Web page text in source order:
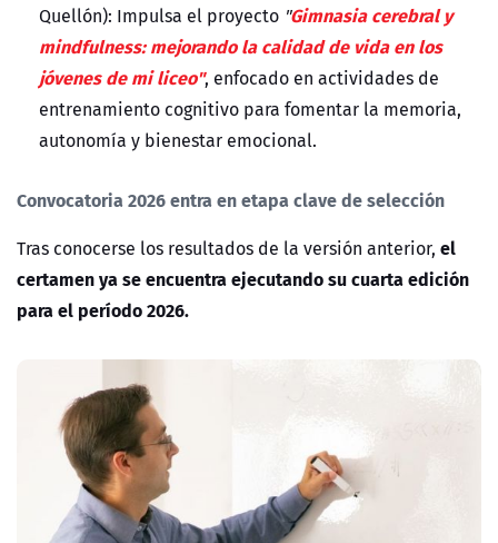
Quellón): Impulsa el proyecto "Gimnasia cerebral y
mindfulness: mejorando la calidad de vida en los
jóvenes de mi liceo", enfocado en actividades de
entrenamiento cognitivo para fomentar la memoria,
autonomía y bienestar emocional.
Convocatoria 2026 entra en etapa clave de selección
Tras conocerse los resultados de la versión anterior, el
certamen ya se encuentra ejecutando su cuarta edición
para el período 2026.